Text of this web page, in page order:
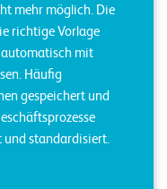
mehr möglich. Die
richtige Vorlage
automatisch mit
Häufig
gespeichert und
und standardisiert.